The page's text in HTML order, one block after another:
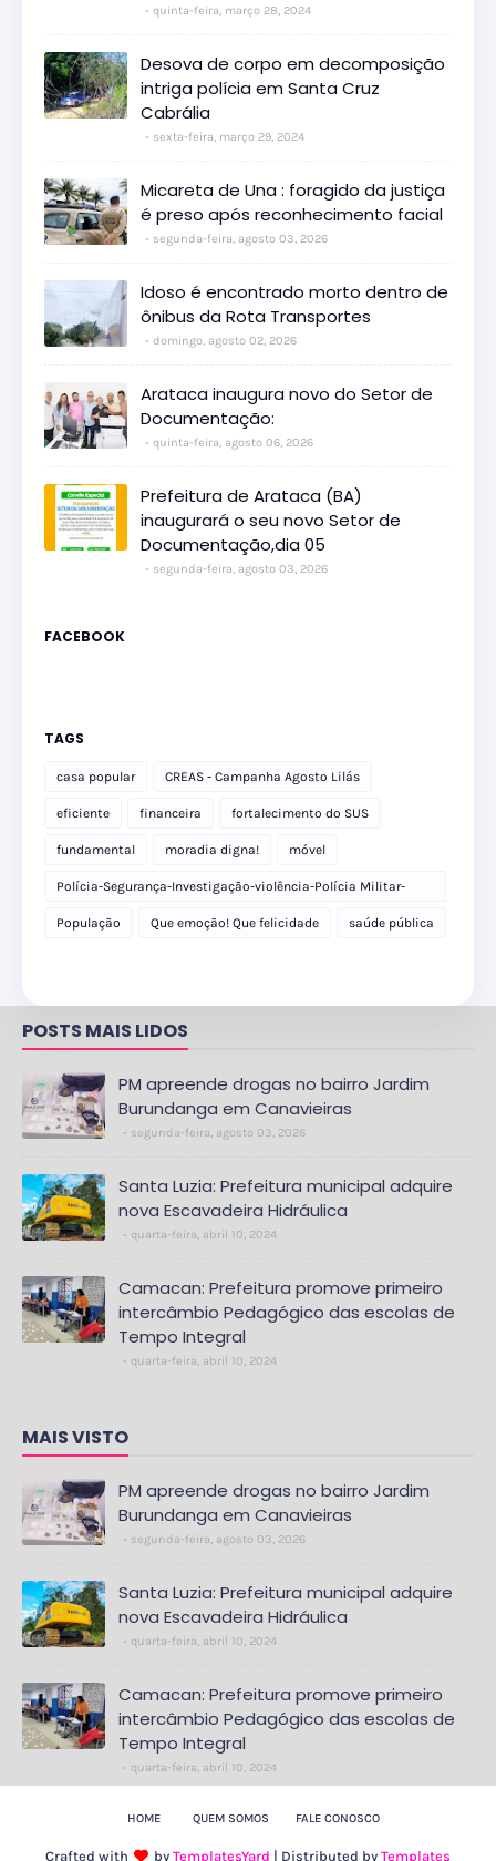
quinta-feira, março 28, 2024
Desova de corpo em decomposição
intriga polícia em Santa Cruz
Cabrália
sexta-feira, março 29, 2024
Micareta de Una : foragido da justiça
é preso após reconhecimento facial
segunda-feira, agosto 03, 2026
Idoso é encontrado morto dentro de
ônibus da Rota Transportes
domingo, agosto 02, 2026
Arataca inaugura novo do Setor de
Documentação:
quinta-feira, agosto 06, 2026
Prefeitura de Arataca (BA)
inaugurará o seu novo Setor de
Documentação,dia 05
segunda-feira, agosto 03, 2026
FACEBOOK
TAGS
casa popular CREAS - Campanha Agosto Lilás
eficiente financeira fortalecimento do SUS
fundamental moradia digna! móvel
Polícia-Segurança-Investigação-violência-Polícia Militar-
delegacia
População Que emoção! Que felicidade saúde pública
POSTS MAIS LIDOS
PM apreende drogas no bairro Jardim
Burundanga em Canavieiras
segunda-feira, agosto 03, 2026
Santa Luzia: Prefeitura municipal adquire
nova Escavadeira Hidráulica
quarta-feira, abril 10, 2024
Camacan: Prefeitura promove primeiro
intercâmbio Pedagógico das escolas de
Tempo Integral
quarta-feira, abril 10, 2024
MAIS VISTO
PM apreende drogas no bairro Jardim
Burundanga em Canavieiras
segunda-feira, agosto 03, 2026
Santa Luzia: Prefeitura municipal adquire
nova Escavadeira Hidráulica
quarta-feira, abril 10, 2024
Camacan: Prefeitura promove primeiro
intercâmbio Pedagógico das escolas de
Tempo Integral
quarta-feira, abril 10, 2024
HOME QUEM SOMOS FALE CONOSCO
Crafted with by TemplatesYard | Distributed by Templates